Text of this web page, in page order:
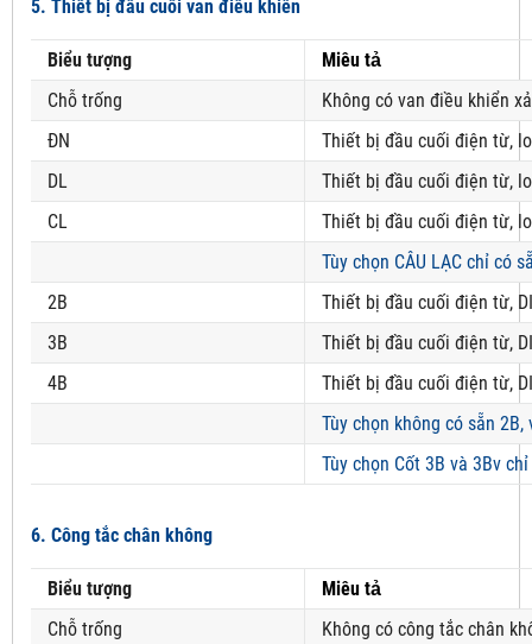
5. Thiết bị đầu cuối van điều khiển
Biểu tượng
Miêu tả
Chỗ trống
Không có van điều khiển
ĐN
Thiết bị đầu cuối điện từ,
DL
Thiết bị đầu cuối điện từ,
CL
Thiết bị đầu cuối điện từ,
Tùy chọn CÂU LẠC chỉ có
2B
Thiết bị đầu cuối điện từ,
3B
Thiết bị đầu cuối điện từ,
4B
Thiết bị đầu cuối điện từ,
Tùy chọn không có sẵn
Tùy chọn Cốt 3B và 3Bv
6. Công tắc chân không
Biểu tượng
Miêu tả
Chỗ trống
Không có công tắc chân